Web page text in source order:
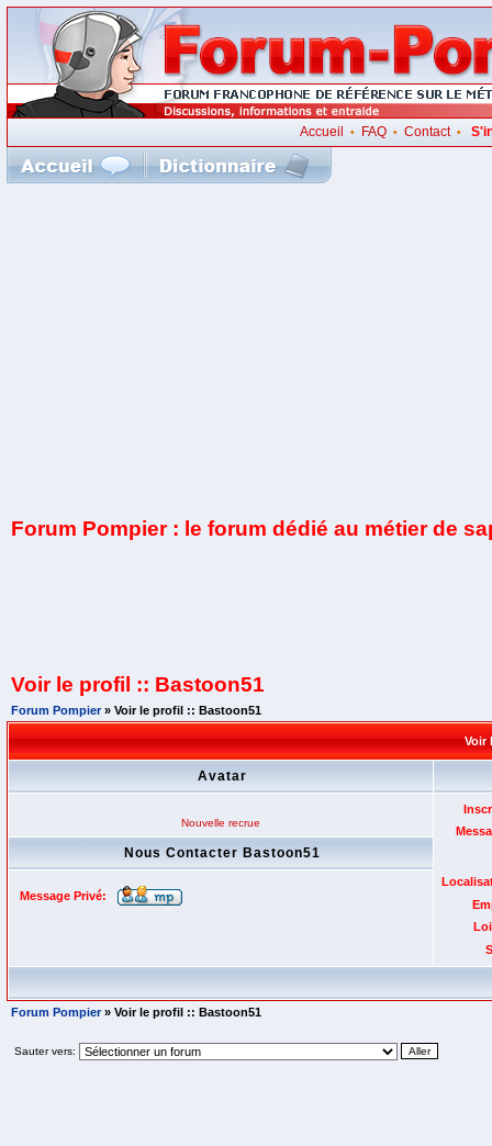
Accueil • FAQ •Contact•
Forum Pompier : le forum dédié au métier de
Voir le profil :: Bastoon51
Forum Pompier» Voir le profil :: Bastoon51
Voir
Avatar
Nouvelle recrue
Nous Contacter Bastoon51
Message Privé:
Forum Pompier» Voir le profil :: Bastoon51
Sauter vers: